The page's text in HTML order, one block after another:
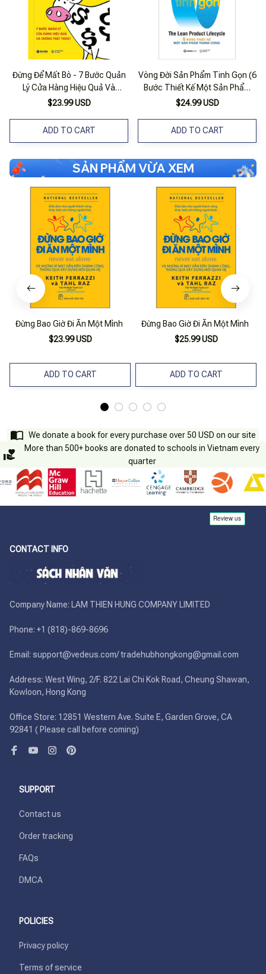
Đừng Để Mất Bò - 7 Bước Quản
Lý Cửa Hàng Hiệu Quả Và
Chống Thất Thoát
$23.99 USD
ADD TO CART
Vòng Đời Sản Phẩm Tinh Gọn (6
Bước Thiết Kế Một Sản Phẩm
Thành Công)
$24.99 USD
ADD TO CART
SẢN PHẨM VỪA XEM
Đừng Bao Giờ Đi Ăn Một Mình
$23.99 USD
ADD TO CART
Đừng Bao Giờ Đi Ăn Một Mình
$25.99 USD
ADD TO CART
We donate a book for every purchase over 50 USD on our site
More than 500+ books are donated to schools in Vietnam every
quarter
CONTACT INFO
Company Name: LAM THIEN HUNG COMPANY LIMITED
Phone: +1 (818)-869-8696
Email: support@vedeus.com/ tradehubhongkong@gmail.com
Address: West Wing, 2/F. 822 Lai Chi Kok Road, Cheung Shawan,
Kowloon, Hong Kong
Office Store: 12851 Western Ave. Suite E, Garden Grove, CA
92841 ( Please call before coming)
SUPPORT
Contact us
Order tracking
FAQs
DMCA
POLICIES
Privacy policy
Terms of service